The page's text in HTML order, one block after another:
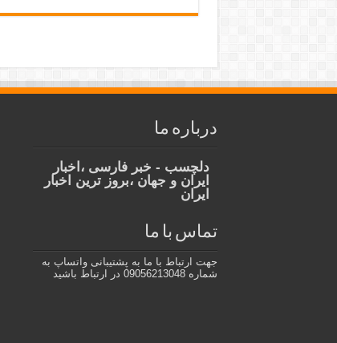
درباره ما
دلچسب - خبر فارسی ،اخبار
ایران و جهان ،بروز ترین اخبار
ایران
تماس با ما
جهت ارتباط با ما به پشتیبانی واتساپ به
شماره 09056213048 در ارتباط باشید